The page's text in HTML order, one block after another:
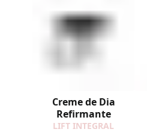
Creme de Dia
Refirmante
LIFT INTEGRAL